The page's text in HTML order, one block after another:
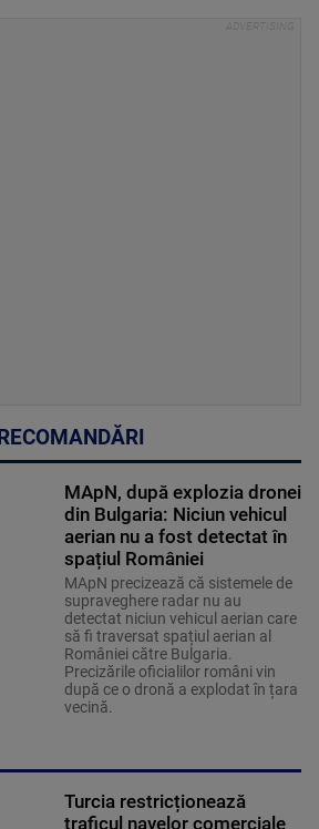
RECOMANDĂRI
MApN, după explozia dronei
din Bulgaria: Niciun vehicul
aerian nu a fost detectat în
spațiul României
MApN precizează că sistemele de
supraveghere radar nu au
detectat niciun vehicul aerian care
să fi traversat spațiul aerian al
României către Bulgaria.
Precizările oficialilor români vin
după ce o dronă a explodat în țara
vecină.
Turcia restricționează
traficul navelor comerciale